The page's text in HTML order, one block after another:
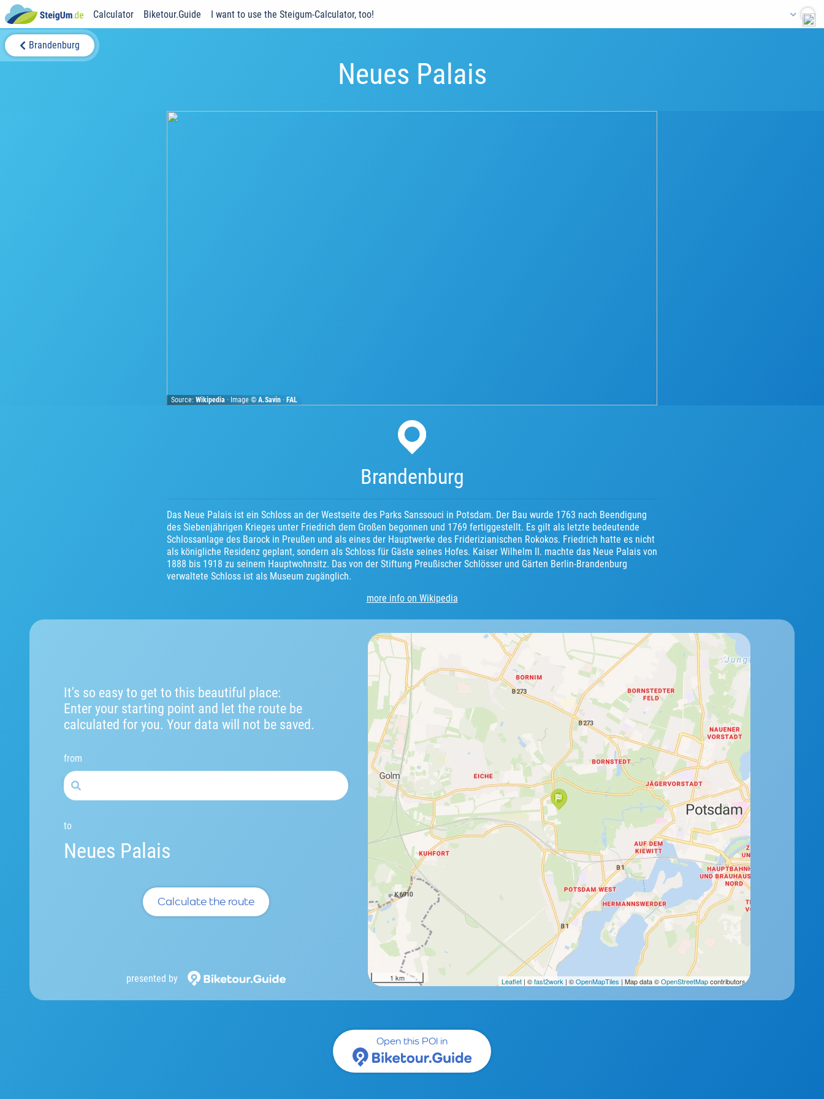
Calculator Biketour.Guide I want to use the Steigum-Calculator, too!
Brandenburg
Neues Palais
Source:Wikipedia · Image ©A.Savin ·FAL
Brandenburg
Das Neue Palais ist ein Schloss an der Westseite des Parks Sanssouci in Potsdam. Der Bau wurde 1763 nach Beendigung
des Siebenjährigen Krieges unter Friedrich dem Großen begonnen und 1769 fertiggestellt. Es gilt als letzte bedeutende
Schlossanlage des Barock in Preußen und als eines der Hauptwerke des Friderizianischen Rokokos. Friedrich hatte es nicht
als königliche Residenz geplant, sondern als Schloss für Gäste seines Hofes. Kaiser Wilhelm II. machte das Neue Palais von
1888 bis 1918 zu seinem Hauptwohnsitz. Das von der Stiftung Preußischer Schlösser und Gärten Berlin-Brandenburg
verwaltete Schloss ist als Museum zugänglich.
more info on Wikipedia
It's so easy to get to this beautiful place:
Enter your starting point and let the route be
calculated for you. Your data will not be saved.
from
to
Neues Palais
Calculate the route
presented by 1 km Leaflet | ©fast2work | ©OpenMapTiles | Map data ©OpenStreetMapcontributors.
Open this POI in